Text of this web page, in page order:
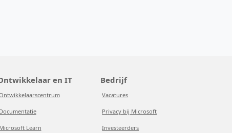
en IT
Documentatie
Microsoft Learn
Bedrijf
Vacatures
Privacy bij Microsoft
Investeerders